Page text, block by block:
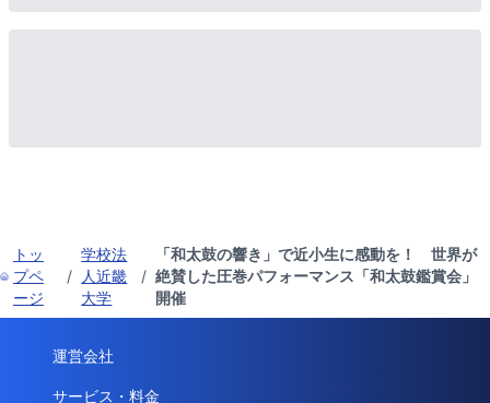
トッ
プペ
ージ
/
学校法
人近畿
大学
/
「和太鼓の響き」で近小生に感動を！ 世界が
絶賛した圧巻パフォーマンス「和太鼓鑑賞会」
開催
運営会社
サービス・料金